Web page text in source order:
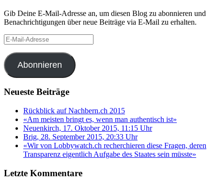
Gib Deine E-Mail-Adresse an, um diesen Blog zu abonnieren und
Benachrichtigungen über neue Beiträge via E-Mail zu erhalten.
E-
Mail-
Adresse
Abonnieren
Neueste Beiträge
Rückblick auf Nachbern.ch 2015
«Am meisten bringt es, wenn man authentisch ist»
Neuenkirch, 17. Oktober 2015, 11:15 Uhr
Brig, 28. September 2015, 20:33 Uhr
«Wir von Lobbywatch.ch recherchieren diese Fragen, deren
Transparenz eigentlich Aufgabe des Staates sein müsste»
Letzte Kommentare